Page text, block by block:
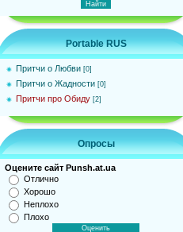
Portable RUS
Притчи о Любви [0]
Притчи о Жадности [0]
Притчи про Обиду [2]
Опросы
Оцените сайт Punsh.at.ua
Отлично
Хорошо
Неплохо
Плохо